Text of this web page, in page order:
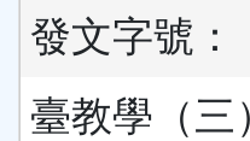
發文字號：
臺教學（三